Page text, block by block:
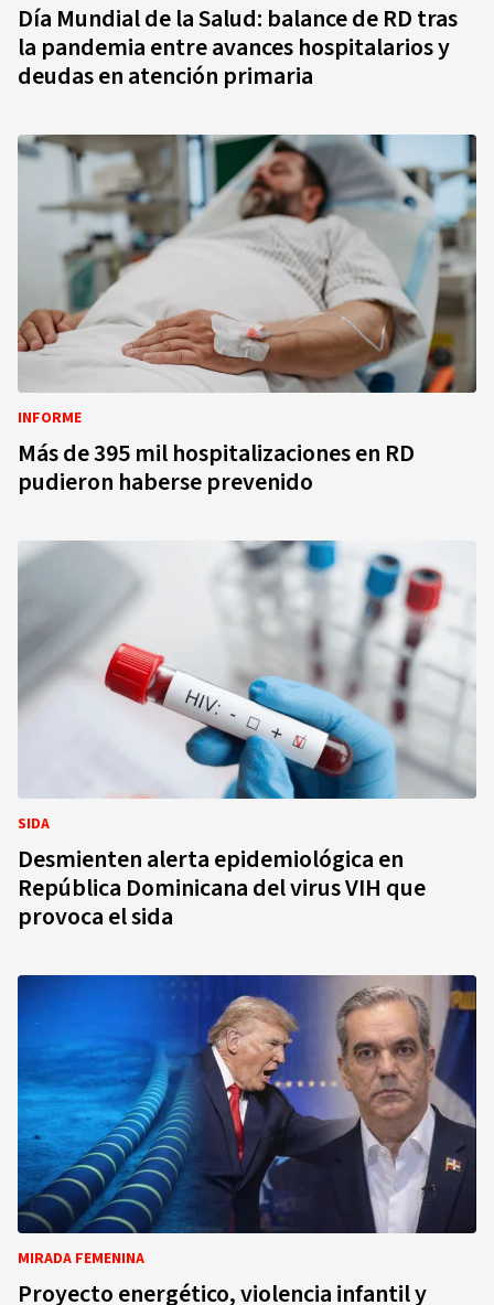
Día Mundial de la Salud: balance de RD tras
la pandemia entre avances hospitalarios y
deudas en atención primaria
INFORME
Más de 395 mil hospitalizaciones en RD
pudieron haberse prevenido
SIDA
Desmienten alerta epidemiológica en
República Dominicana del virus VIH que
provoca el sida
MIRADA FEMENINA
Proyecto energético, violencia infantil y